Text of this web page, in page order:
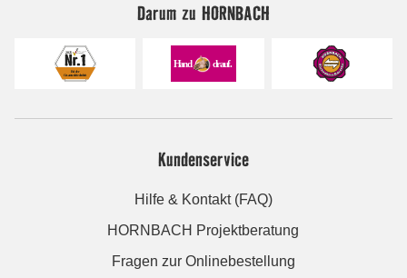
Darum zu HORNBACH
Kundenservice
Hilfe & Kontakt (FAQ)
HORNBACH Projektberatung
Fragen zur Onlinebestellung